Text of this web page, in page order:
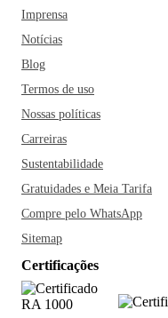
Imprensa
Notícias
Blog
Termos de uso
Nossas políticas
Carreiras
Sustentabilidade
Gratuidades e Meia Tarifa
Compre pelo WhatsApp
Sitemap
Certificações